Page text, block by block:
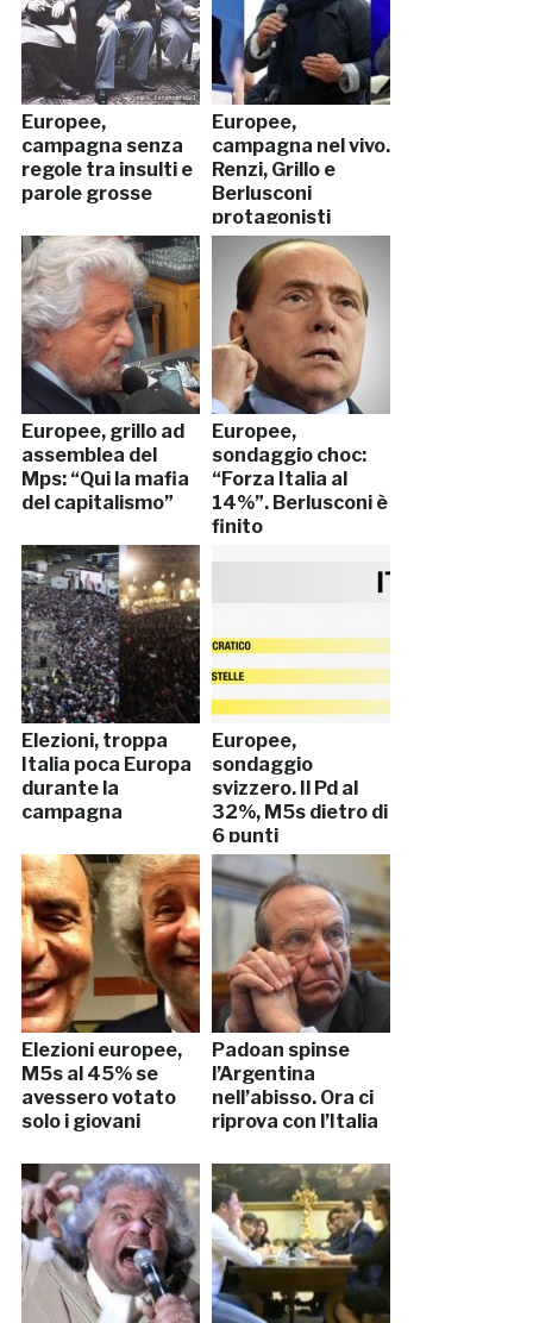
Europee,
campagna senza
regole tra insulti e
parole grosse
Europee,
campagna nel vivo.
Renzi, Grillo e
Berlusconi
protagonisti
Europee, grillo ad
assemblea del
Mps: “Qui la mafia
del capitalismo”
Europee,
sondaggio choc:
“Forza Italia al
14%”. Berlusconi è
finito
Elezioni, troppa
Italia poca Europa
durante la
campagna
Europee,
sondaggio
svizzero. Il Pd al
32%, M5s dietro di
6 punti
Elezioni europee,
M5s al 45% se
avessero votato
solo i giovani
Padoan spinse
l’Argentina
nell’abisso. Ora ci
riprova con l’Italia